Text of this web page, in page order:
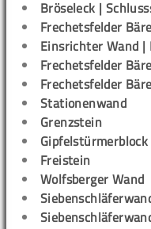
Bröseleck |
Frechetsfelder
Einsrichter Wand |
Frechetsfelder
Frechetsfelder
Stationenwand
Grenzstein
Gipfelstürmerblock
Freistein
Wolfsberger Wand